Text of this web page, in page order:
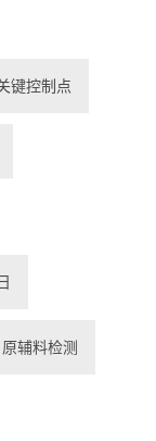
键控制点
原辅料检测